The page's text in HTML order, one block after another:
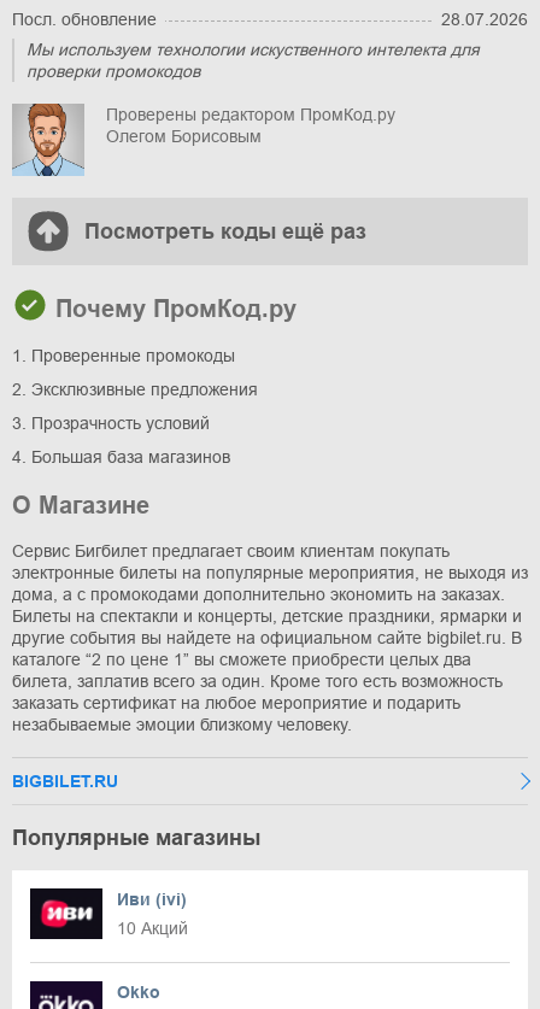
Посл. обновление
28.07.2026
Мы используем технологии искуственного интелекта для
проверки промокодов
Проверены редактором ПромКод.ру
Олегом Борисовым
Посмотреть коды ещё раз
Почему ПромКод.ру
1. Проверенные промокоды
2. Эксклюзивные предложения
3. Прозрачность условий
4. Большая база магазинов
О Магазине
Сервис Бигбилет предлагает своим клиентам покупать
электронные билеты на популярные мероприятия, не выходя из
дома, а с промокодами дополнительно экономить на заказах.
Билеты на спектакли и концерты, детские праздники, ярмарки и
другие события вы найдете на официальном сайте bigbilet.ru. В
каталоге “2 по цене 1” вы сможете приобрести целых два
билета, заплатив всего за один. Кроме того есть возможность
заказать сертификат на любое мероприятие и подарить
незабываемые эмоции близкому человеку.
BIGBILET.RU
Популярные магазины
Иви (ivi)
10 Акций
Okko